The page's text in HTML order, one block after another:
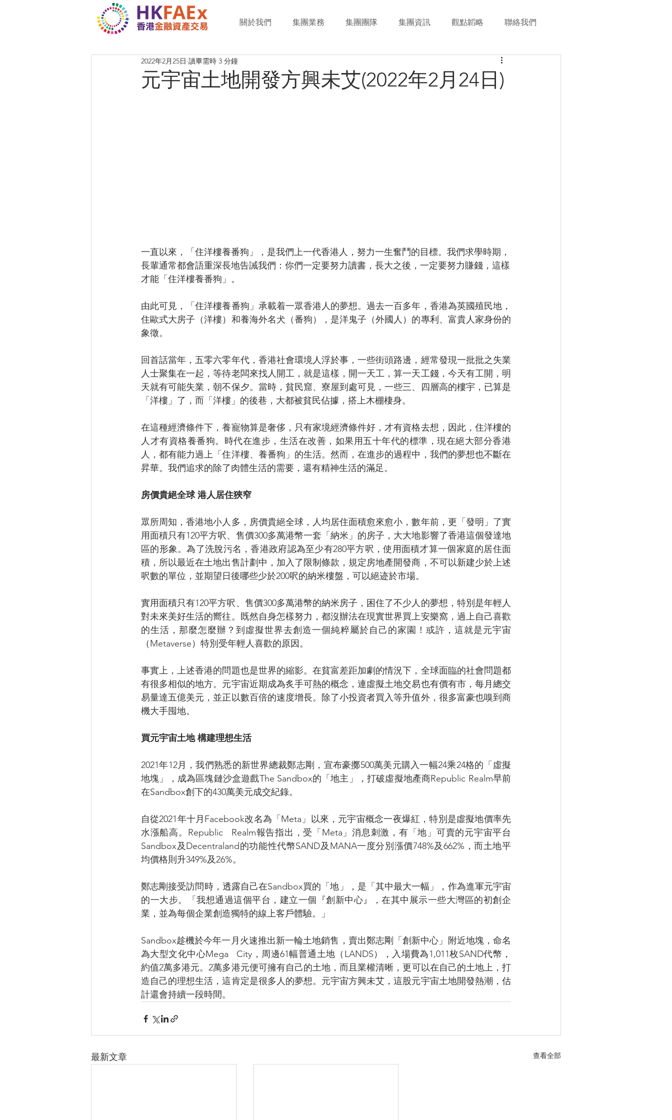
關於我們 集團業務 集團團隊 集團資訊 觀點韜略 聯絡我們
元宇宙土地開發方興未艾(2022年2月24日)
2022年2月25日 讀畢需時 3 分鐘
一直以來，「住洋樓養番狗」，是我們上一代香港人，努力一生奮鬥的目標。我們求學時期，
長輩通常都會語重深長地告誡我們：你們一定要努力讀書，長大之後，一定要努力賺錢，這樣
才能「住洋樓養番狗」。
由此可見，「住洋樓養番狗」承載着一眾香港人的夢想。過去一百多年，香港為英國殖民地，
住歐式大房子（洋樓）和養海外名犬（番狗），是洋鬼子（外國人）的專利、富貴人家身份的
象徵。
回首話當年，五零六零年代，香港社會環境人浮於事，一些街頭路邊，經常發現一批批之失業
人士聚集在一起，等待老闆來找人開工，就是這樣，開一天工，算一天工錢，今天有工開，明
天就有可能失業，朝不保夕。當時，貧民窟、寮屋到處可見，一些三、四層高的樓宇，已算是
「洋樓」了，而「洋樓」的後巷，大都被貧民佔據，搭上木棚棲身。
在這種經濟條件下，養寵物算是奢侈，只有家境經濟條件好，才有資格去想，因此，住洋樓的
人才有資格養番狗。時代在進步，生活在改善，如果用五十年代的標準，現在絕大部分香港
人，都有能力過上「住洋樓、養番狗」的生活。然而，在進步的過程中，我們的夢想也不斷在
昇華。我們追求的除了肉體生活的需要，還有精神生活的滿足。
房價貴絕全球 港人居住狹窄
眾所周知，香港地小人多，房價貴絕全球，人均居住面積愈來愈小，數年前，更「發明」了實
用面積只有120平方呎、售價300多萬港幣一套「納米」的房子，大大地影響了香港這個發達地
區的形象。為了洗脫污名，香港政府認為至少有280平方呎，使用面積才算一個家庭的居住面
積，所以最近在土地出售計劃中，加入了限制條款，規定房地產開發商，不可以新建少於上述
呎數的單位，並期望日後哪些少於200呎的納米樓盤，可以絕迹於市場。
實用面積只有120平方呎、售價300多萬港幣的納米房子，困住了不少人的夢想，特別是年輕人
對未來美好生活的嚮往。既然自身怎樣努力，都沒辦法在現實世界買上安樂窩，過上自己喜歡
的生活，那麼怎麼辦？到虛擬世界去創造一個純粹屬於自己的家園！或許，這就是元宇宙
（Metaverse）特別受年輕人喜歡的原因。
事實上，上述香港的問題也是世界的縮影。在貧富差距加劇的情況下，全球面臨的社會問題都
有很多相似的地方。元宇宙近期成為炙手可熱的概念，連虛擬土地交易也有價有市，每月總交
易量達五億美元，並正以數百倍的速度增長。除了小投資者買入等升值外，很多富豪也嗅到商
機大手囤地。
買元宇宙土地 構建理想生活
2021年12月，我們熟悉的新世界總裁鄭志剛，宣布豪擲500萬美元購入一幅24乘24格的「虛擬
地塊」，成為區塊鏈沙盒遊戲The Sandbox的「地主」，打破虛擬地產商Republic Realm早前
在Sandbox創下的430萬美元成交紀錄。
自從2021年十月Facebook改名為「Meta」以來，元宇宙概念一夜爆紅，特別是虛擬地價率先
水漲船高。Republic   Realm報告指出，受「Meta」消息刺激，有「地」可賣的元宇宙平台
Sandbox及Decentraland的功能性代幣SAND及MANA一度分別漲價748%及662%，而土地平
均價格則升349%及26%。
鄭志剛接受訪問時，透露自己在Sandbox買的「地」，是「其中最大一幅」，作為進軍元宇宙
的一大步。「我想通過這個平台，建立一個『創新中心』，在其中展示一些大灣區的初創企
業，並為每個企業創造獨特的線上客戶體驗。」
Sandbox趁機於今年一月火速推出新一輪土地銷售，賣出鄭志剛「創新中心」附近地塊，命名
為大型文化中心Mega   City，周邊61幅普通土地（LANDS），入場費為1,011枚SAND代幣，
約值2萬多港元。2萬多港元便可擁有自己的土地，而且業權清晰，更可以在自己的土地上，打
造自己的理想生活，這肯定是很多人的夢想。元宇宙方興未艾，這股元宇宙土地開發熱潮，估
計還會持續一段時間。
最新文章 查看全部